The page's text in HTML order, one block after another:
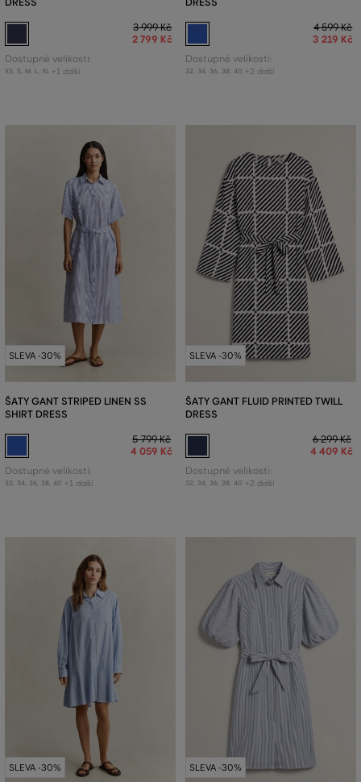
3 999 Kč
2 799 Kč
Dostupné velikosti:
XS, S, M L, XL +1 další
4 599 Kč
3 219 Kč
Dostupné velikosti:
32 34 36 38 40 +2 další
SLEVA -30%
ŠATY GANT STRIPED LINEN SS
SHIRT DRESS
5 799 Kč
4 059 Kč
Dostupné velikosti:
32 34 36 38 40 +1 další
SLEVA -30%
ŠATY GANT FLUID PRINTED TWILL
DRESS
6 299 Kč
4 409 Kč
Dostupné velikosti:
32 34 36 38 40 +2 další
SLEVA -30% SLEVA -30%